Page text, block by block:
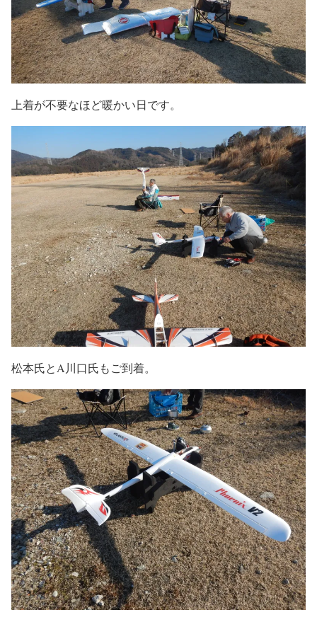
上着が不要なほど暖かい日です。
松本氏とA川口氏もご到着。